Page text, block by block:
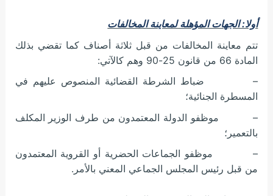
أولا: الجهات المؤهلة لمعاينة المخالفات
تتم معاينة المخالفات من قبل ثلاثة أصناف كما تقضي بذلك
المادة 66 من قانون 25-90 وهم كالآتي:
– ضباط الشرطة القضائية المنصوص عليهم في
المسطرة الجنائية؛
– موظفو الدولة المعتمدون من طرف الوزير المكلف
بالتعمير؛
– موظفو الجماعات الحضرية أو القروية المعتمدون
من قبل رئيس المجلس الجماعي المعني بالأمر.